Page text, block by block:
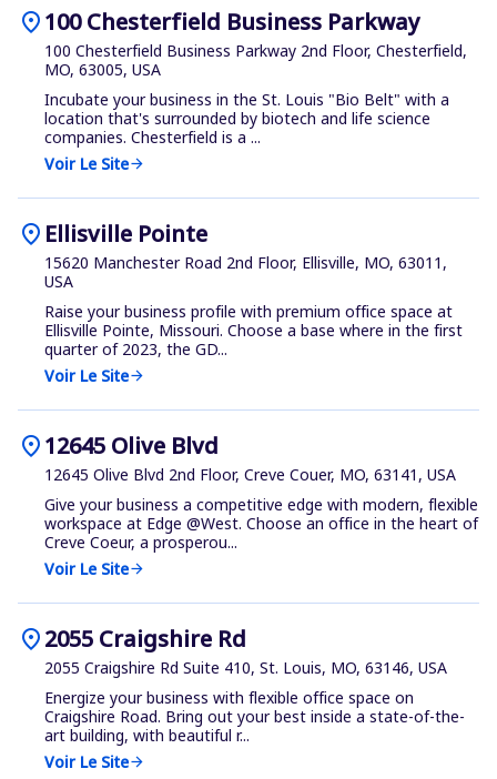
location_on100 Chesterfield Business Parkway
100 Chesterfield Business Parkway 2nd Floor, Chesterfield,
MO, 63005, USA
Incubate your business in the St. Louis "Bio Belt" with a
location that's surrounded by biotech and life science
companies. Chesterfield is a ...
Voir Le Sitearrow_forward
location_on Ellisville Pointe
15620 Manchester Road 2nd Floor, Ellisville, MO, 63011,
USA
Raise your business profile with premium office space at
Ellisville Pointe, Missouri. Choose a base where in the first
quarter of 2023, the GD...
Voir Le Sitearrow_forward
location_on12645 Olive Blvd
12645 Olive Blvd 2nd Floor, Creve Couer, MO, 63141, USA
Give your business a competitive edge with modern, flexible
workspace at Edge @West. Choose an office in the heart of
Creve Coeur, a prosperou...
Voir Le Sitearrow_forward
location_on2055 Craigshire Rd
2055 Craigshire Rd Suite 410, St. Louis, MO, 63146, USA
Energize your business with flexible office space on
Craigshire Road. Bring out your best inside a state-of-the-
art building, with beautiful r...
Voir Le Sitearrow_forward